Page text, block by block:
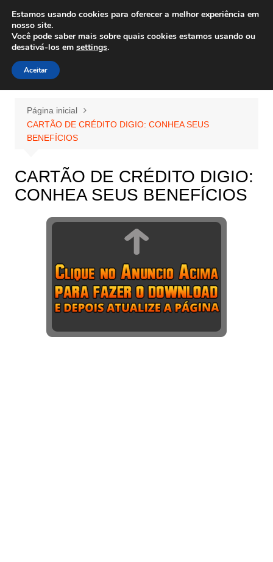
para
conteúdo
Wiley Wales
corais algas e vida marinha
Página inicial
CARTÃO DE CRÉDITO DIGIO: CONHEA SEUS
BENEFÍCIOS
CARTÃO DE CRÉDITO DIGIO:
CONHEA SEUS BENEFÍCIOS
Estamos usando cookies para oferecer a melhor experiência em
nosso site.
Você pode saber mais sobre quais cookies estamos usando ou
desativá-los em settings.
Aceitar